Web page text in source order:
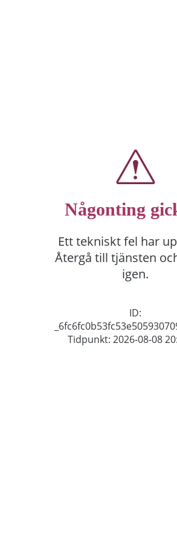
Någonting
Ett tekniskt fel har
Återgå till tjänsten
igen.
ID:
Tidpunkt: 2026-08-08